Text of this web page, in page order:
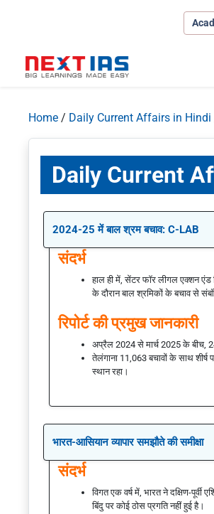
Home / Daily Current Affairs in Hindi
Daily Current
2024-25 में बाल श्रम बचाव: C-LAB
संदर्भ
हाल ही में, सेंटर फॉर लीगल एक्शन
के दौरान बाल श्रमिकों के बचाव से
रिपोर्ट की प्रमुख जानकारी
अप्रैल 2024 से मार्च 2025 के बीच,
तेलंगाना 11,063 बचावों के साथ
स्थान रहा।
भारत-आसियान व्यापार समझौते की समीक्षा
संदर्भ
विगत एक वर्ष में, भारत ने दक्षिण-
बिंदु पर कोई ठोस प्रगति नहीं हुई है।